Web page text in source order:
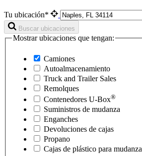
Tu ubicación*
Buscar ubicaciones
Mostrar ubicaciones que tengan:
Camiones
Autoalmacenamiento
Truck and Trailer Sales
Remolques
Contenedores U-Box®
Suministros de mudanza
Enganches
Devoluciones de cajas
Propano
Cajas de plástico para mudanza